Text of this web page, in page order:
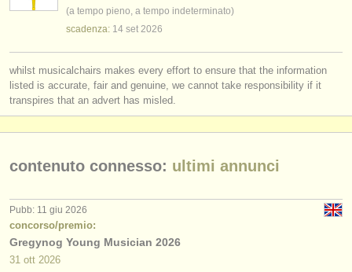
conservatori
musicalchairs:
riguardo musicalchairs
contattaci
rss feeds
notizie di musica classica
pubblica con noi
(a tempo pieno, a tempo indeterminato)
scadenza: 14 set 2026
whilst musicalchairs makes every effort to ensure that the information
listed is accurate, fair and genuine, we cannot take responsibility if it
transpires that an advert has misled.
contenuto connesso: ultimi annunci
Pubb: 11 giu 2026
concorso/premio:
Gregynog Young Musician 2026
31 ott 2026